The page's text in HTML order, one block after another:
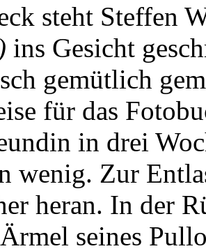
steht Steffen
ins Gesicht
gemütlich
für das
in drei
wenig. Zur
heran. In der
seines